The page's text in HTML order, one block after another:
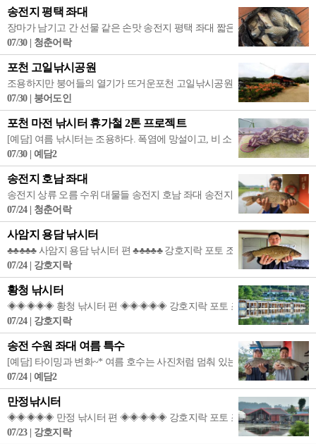
송전지 평택 좌대
장마가 남기고 간 선물 같은 손맛 송전지 평택 좌대 짧은 장마가 끝나고
07/30 | 청춘어락
포천 고일낚시공원
조용하지만 붕어들의 열기가 뜨거운포천 고일낚시공원 취재: 붕어도인 4
07/30 | 붕어도인
포천 마전 낚시터 휴가철 2톤 프로젝트
[예담] 여름 낚시터는 조용하다. 폭염에 망설이고, 비 소식에 돌아서고, 게
07/30 | 예담2
송전지 호남 좌대
송전지 상류 오름 수위 대물들 송전지 호남 좌대 송전지 오름 수위에 열린
07/24 | 청춘어락
사암지 용담 낚시터
♣♣♣♣♣ 사암지 용담 낚시터 편 ♣♣♣♣♣ 강호지락 포토 조행기..... 긴 가뭄 끝
07/24 | 강호지락
황청 낚시터
◈◈◈◈◈ 황청 낚시터 편 ◈◈◈◈◈ 강호지락 포토 조행기..... 본격적인 무더
07/24 | 강호지락
송전 수원 좌대 여름 특수
[예담] 타이밍과 변화~* 여름 호수는 사진처럼 멈춰 있는 듯하지만, 사실
07/24 | 예담2
만정낚시터
◈◈◈◈◈ 만정 낚시터 편 ◈◈◈◈◈ 강호지락 포토 조행기..... 경기도 안성 공
07/23 | 강호지락